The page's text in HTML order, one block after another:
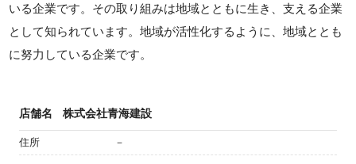
いる企業です。その取り組みは地域とともに生き、支える企業
として知られています。地域が活性化するように、地域ととも
に努力している企業です。
店舗名 株式会社青海建設
住所 －